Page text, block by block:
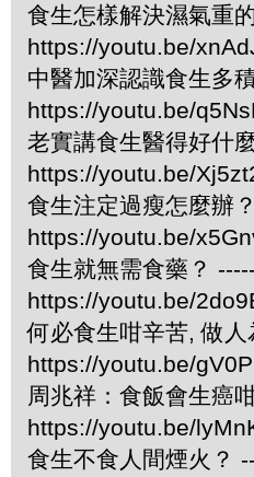
食生怎樣解決濕氣重
https://youtu.be/
中醫加深認識食生多
https://youtu.be/
老實講食生醫得好什
https://youtu.be/
食生注定過瘦怎麼辦
https://youtu.be/
食生就無需食藥？
https://youtu.be/
何必食生咁辛苦, 做
https://youtu.be/
周兆祥：食飯會生癌
https://youtu.be/
食生不食人間煙火？